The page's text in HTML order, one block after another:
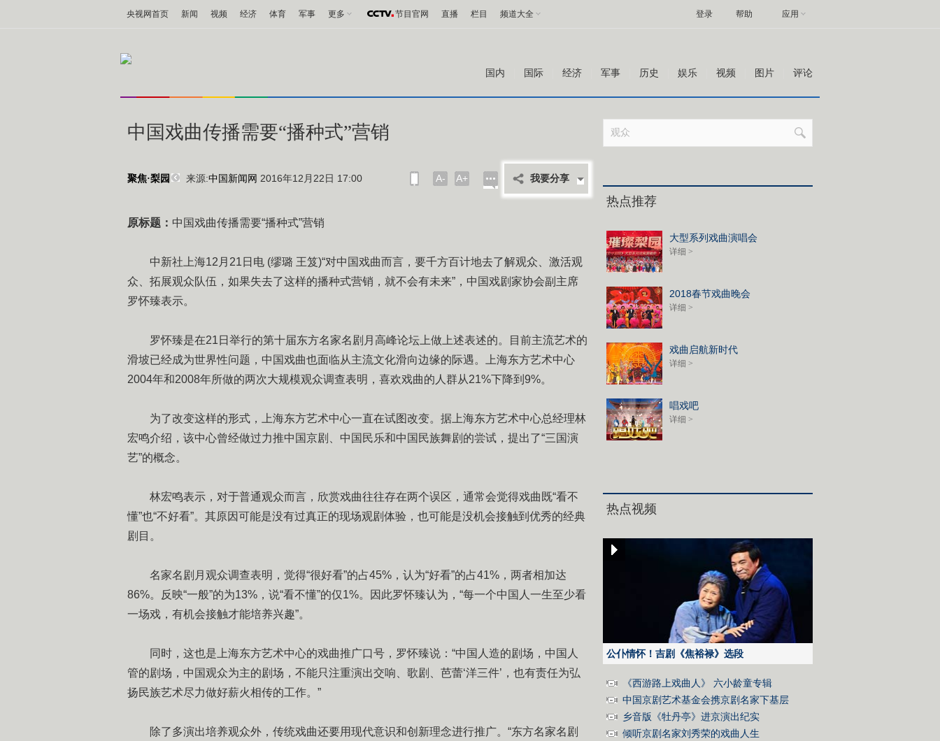
央视网首页 新闻 视频 经济 体育 军事 更多 节目官网 直播 栏目 频道大全 帮助 应用
登录
国内 国际 经济 军事 历史 娱乐 视频 图片 评论
中国戏曲传播需要“播种式”营销
聚焦·梨园 来源:中国新闻网 2016年12月22日 17:00 A- A+ 我要分享
原标题： 中国戏曲传播需要“播种式”营销
中新社上海12月21日电 (缪璐 王笈)“对中国戏曲而言，要千方百计地去了解观众、激活观
众、拓展观众队伍，如果失去了这样的播种式营销，就不会有未来”，中国戏剧家协会副主席
罗怀臻表示。
罗怀臻是在21日举行的第十届东方名家名剧月高峰论坛上做上述表述的。目前主流艺术的
滑坡已经成为世界性问题，中国戏曲也面临从主流文化滑向边缘的际遇。上海东方艺术中心
2004年和2008年所做的两次大规模观众调查表明，喜欢戏曲的人群从21%下降到9%。
为了改变这样的形式，上海东方艺术中心一直在试图改变。据上海东方艺术中心总经理林
宏鸣介绍，该中心曾经做过力推中国京剧、中国民乐和中国民族舞剧的尝试，提出了“三国演
艺”的概念。
林宏鸣表示，对于普通观众而言，欣赏戏曲往往存在两个误区，通常会觉得戏曲既“看不
懂”也“不好看”。其原因可能是没有过真正的现场观剧体验，也可能是没机会接触到优秀的经典
剧目。
名家名剧月观众调查表明，觉得“很好看”的占45%，认为“好看”的占41%，两者相加达
86%。反映“一般”的为13%，说“看不懂”的仅1%。因此罗怀臻认为，“每一个中国人一生至少看
一场戏，有机会接触才能培养兴趣”。
同时，这也是上海东方艺术中心的戏曲推广口号，罗怀臻说：“中国人造的剧场，中国人
管的剧场，中国观众为主的剧场，不能只注重演出交响、歌剧、芭蕾‘洋三件’，也有责任为弘
扬民族艺术尽力做好薪火相传的工作。”
除了多演出培养观众外，传统戏曲还要用现代意识和创新理念进行推广。“东方名家名剧
热点推荐
大型系列戏曲演唱会
详细 >
2018春节戏曲晚会
详细 >
戏曲启航新时代
详细 >
唱戏吧
详细 >
热点视频
公仆情怀！吉剧《焦裕禄》选段
《西游路上戏曲人》 六小龄童专辑
中国京剧艺术基金会携京剧名家下基层
乡音版《牡丹亭》进京演出纪实
倾听京剧名家刘秀荣的戏曲人生